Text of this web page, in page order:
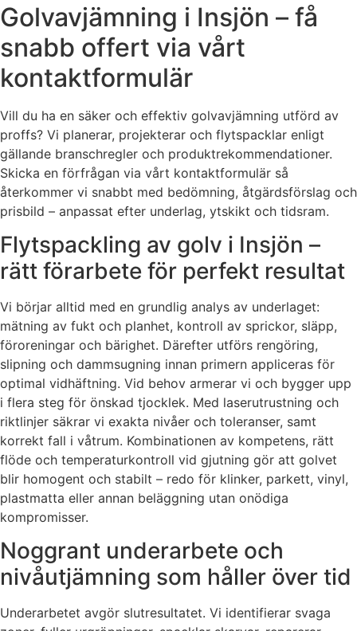
Golvavjämning i Insjön – få
snabb offert via vårt
kontaktformulär
Vill du ha en säker och effektiv golvavjämning utförd av
proffs? Vi planerar, projekterar och flytspacklar enligt
gällande branschregler och produktrekommendationer.
Skicka en förfrågan via vårt kontaktformulär så
återkommer vi snabbt med bedömning, åtgärdsförslag och
prisbild – anpassat efter underlag, ytskikt och tidsram.
Flytspackling av golv i Insjön –
rätt förarbete för perfekt resultat
Vi börjar alltid med en grundlig analys av underlaget:
mätning av fukt och planhet, kontroll av sprickor, släpp,
föroreningar och bärighet. Därefter utförs rengöring,
slipning och dammsugning innan primern appliceras för
optimal vidhäftning. Vid behov armerar vi och bygger upp
i flera steg för önskad tjocklek. Med laserutrustning och
riktlinjer säkrar vi exakta nivåer och toleranser, samt
korrekt fall i våtrum. Kombinationen av kompetens, rätt
flöde och temperaturkontroll vid gjutning gör att golvet
blir homogent och stabilt – redo för klinker, parkett, vinyl,
plastmatta eller annan beläggning utan onödiga
kompromisser.
Noggrant underarbete och
nivåutjämning som håller över tid
Underarbetet avgör slutresultatet. Vi identifierar svaga